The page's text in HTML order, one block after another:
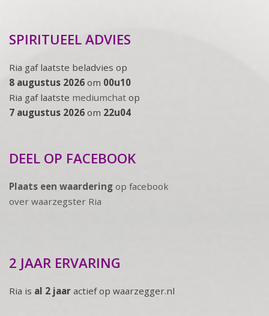
SPIRITUEEL ADVIES
Ria gaf laatste beladvies op
8 augustus 2026 om 00u10
Ria gaf laatste mediumchat op
7 augustus 2026 om 22u04
DEEL OP FACEBOOK
Plaats een waardering op facebook
over waarzegster Ria
2 JAAR ERVARING
Ria is al 2 jaar actief op waarzegger.nl